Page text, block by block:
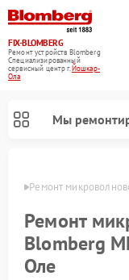
FIX-BLOMBERG
Ремонт устройств Blomberg
Специализированный
cервисный центр г.Йошкар-
Ола
Мы
Оле Ремонт
Ремонт
Blomberg
Оле